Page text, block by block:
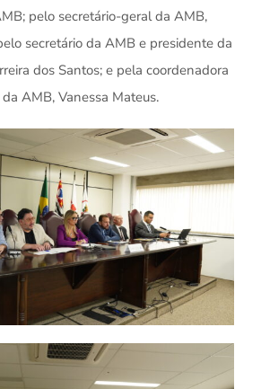
pelo secretário-geral da AMB,
secretário da AMB e presidente da
dos Santos; e pela coordenadora
AMB, Vanessa Mateus.